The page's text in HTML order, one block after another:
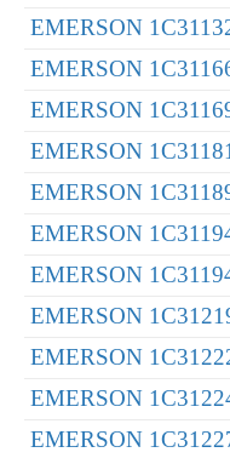
EMERSON
EMERSON
EMERSON
EMERSON
EMERSON
EMERSON
EMERSON
EMERSON
EMERSON
EMERSON
EMERSON